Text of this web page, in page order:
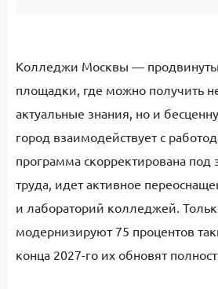
Колледжи Москвы —
площадки, где можно получить
актуальные знания, но и
город взаимодействует с
программа скорректирована под
труда, идет активное
и лабораторий колледжей.
модернизируют 75 процентов
конца 2027-го их обновят